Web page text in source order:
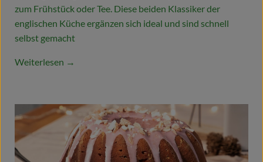
Blog
zum Frühstück oder Tee. Diese beiden Klassiker der
englischen Küche ergänzen sich ideal und sind schnell
selbst gemacht
Weiterlesen →